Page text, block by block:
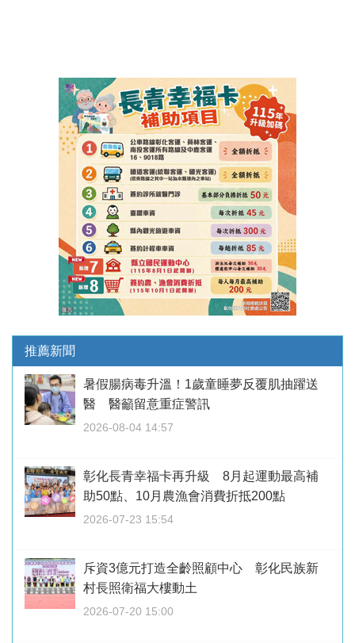
推薦新聞
暑假腸病毒升溫！1歲童睡夢反覆肌抽躍送
醫 醫籲留意重症警訊
2026-08-04 14:57
彰化長青幸福卡再升級 8月起運動最高補
助50點、10月農漁會消費折抵200點
2026-07-23 15:54
斥資3億元打造全齡照顧中心 彰化民族新
村長照衛福大樓動土
2026-07-20 15:00